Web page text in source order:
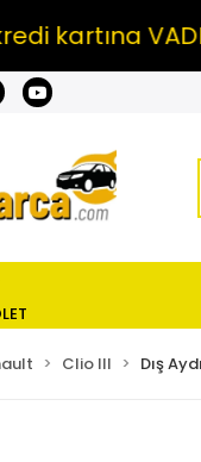
VADE
Clio III Dış